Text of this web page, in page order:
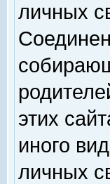
личных
этих
иного
личных